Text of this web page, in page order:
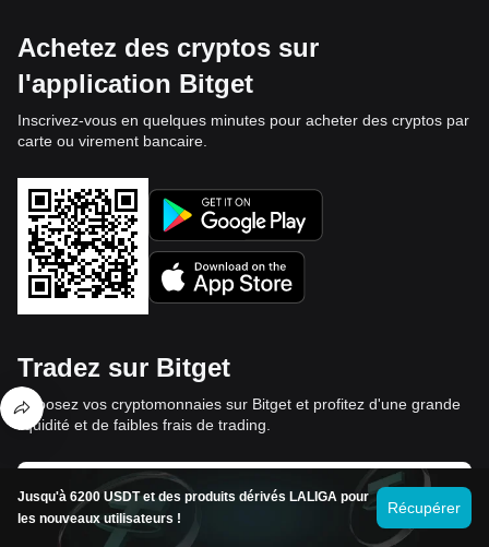
Achetez des cryptos sur
l'application Bitget
Inscrivez-vous en quelques minutes pour acheter des cryptos par
carte ou virement bancaire.
Tradez sur Bitget
Déposez vos cryptomonnaies sur Bitget et profitez d'une grande
liquidité et de faibles frais de trading.
Trader maintenant
Jusqu'à 6200 USDT et des produits dérivés LALIGA pour
les nouveaux utilisateurs !
Récupérer